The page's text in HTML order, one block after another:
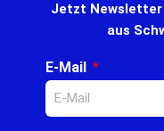
Jetzt Newsletter
aus
E-Mail